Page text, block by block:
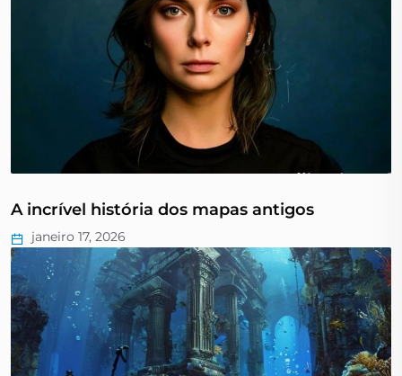
A incrível história dos mapas antigos
janeiro 17, 2026